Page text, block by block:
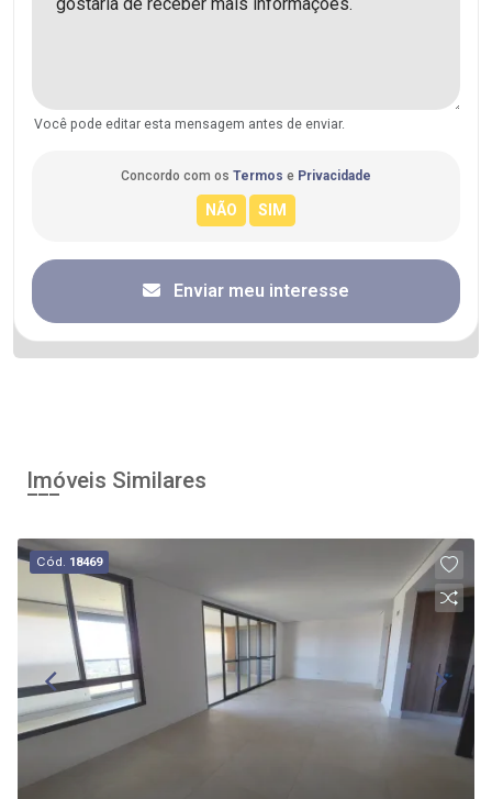
Você pode editar esta mensagem antes de enviar.
Concordo com os Termos e Privacidade
Enviar meu interesse
Imóveis Similares
Cód. 18469